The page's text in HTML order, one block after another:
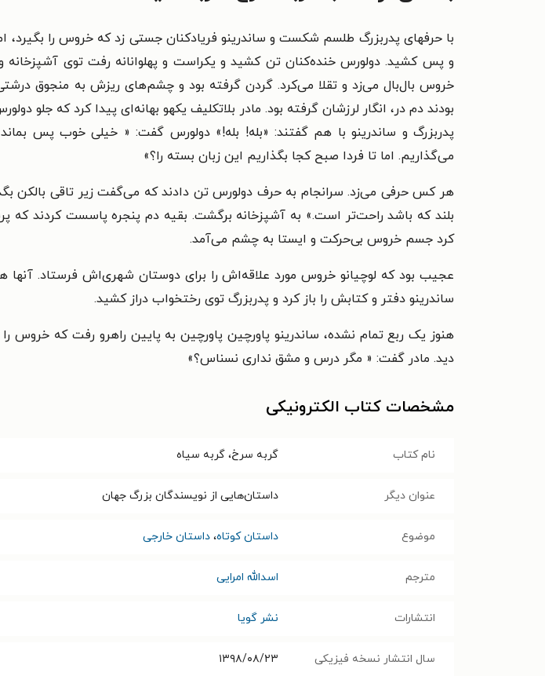
با حرفهای پدربزرگ طلسم شکست و ساندرینو فریادکنان جستی زد که خروس را بگیرد،
و پس کشید. دولورس خنده‌کنان تن کشید و یکراست و پهلوانانه رفت توی
خروس بال‌بال می‌زد و تقلا می‌کرد. گردن گرفته بود و چشم‌های ریزش به منجوق
بودند دم در، انگار لرزشان گرفته بود. مادر بلاتکلیف یکهو بهانه‌ای پیدا کرد که جلو
پدربزرگ و ساندرینو با هم گفتند: «بله!‌ بله!»‌ دولورس گفت: «‌ خیلی خوب پس
می‌گذاریم. اما تا فردا صبح کجا بگذاریم این زبان بسته را؟»
هر کس حرفی می‌زد. سرانجام به حرف دولورس تن دادند که می‌گفت زیر تاقی بالکن
بلند که باشد راحت‌تر است.» به آشپزخانه برگشت. بقیه دم پنجره پاسست کردند که
کرد جسم خروس بی‌حرکت و ایستا به چشم می‌آمد.
عجیب بود که لوچیانو خروس مورد علاقه‌اش را برای دوستان شهری‌اش فرستاد. آنها
ساندرینو دفتر و کتابش را باز کرد و پدربزرگ توی رختخواب دراز کشید.
هنوز یک ربع تمام نشده، ساندرینو پاورچین پاورچین به پایین راهرو رفت که
دید. مادر گفت: «‌ مگر درس و مشق نداری نسناس؟»‌
مشخصات کتاب الکترونیکی
نام کتاب گربه سرخ، گربه سیاه
عنوان دیگر داستان‌هایی از نویسندگان بزرگ جهان
موضوع داستان کوتاه، داستان خارجی
مترجم اسدالله امرایی
انتشارات نشر گویا
سال انتشار نسخه فیزیکی ۱۳۹۸/۰۸/۲۳